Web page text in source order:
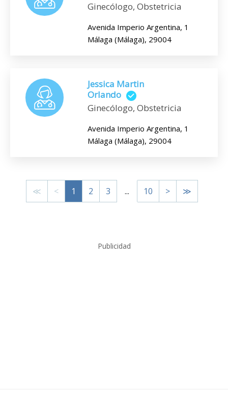
Ginecólogo, Obstetricia
Avenida Imperio Argentina, 1
Málaga (Málaga), 29004
Jessica Martin
Orlando
Ginecólogo, Obstetricia
Avenida Imperio Argentina, 1
Málaga (Málaga), 29004
≪ < 1 2 3 ... 10 > ≫
Publicidad